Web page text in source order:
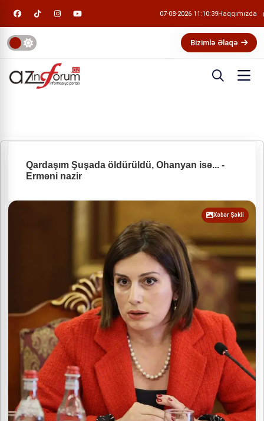
07-08-2026 11:10:40Haqqımızda
Bizimlə Əlaqə
Qardaşım Şuşada öldürüldü, Ohanyan isə... -
Erməni nazir
Xəbər Şəkli